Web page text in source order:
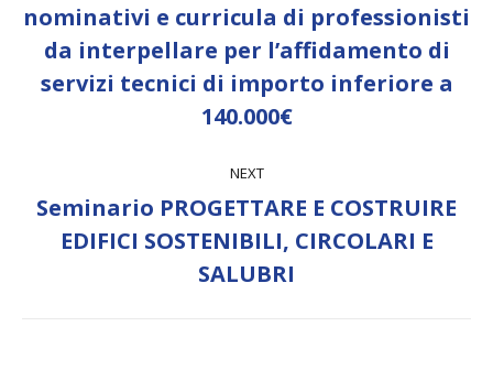
Previous
post:
nominativi e curricula di professionisti
da interpellare per l’affidamento di
servizi tecnici di importo inferiore a
140.000€
NEXT
Next
post:
Seminario PROGETTARE E COSTRUIRE
EDIFICI SOSTENIBILI, CIRCOLARI E
SALUBRI